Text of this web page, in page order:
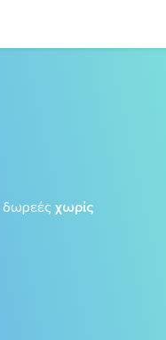
δωρεές χωρίς